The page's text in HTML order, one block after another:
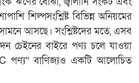
শিল্পসংশ্লিষ্ট বিভিন্ন অনিয়মের
আসছে। সংশ্লিষ্টদের মতে, এসব
চেইনের বাইরে পণ্য চলে যাওয়া
পণ্য” বাণিজ্যও একটি আলোচিত